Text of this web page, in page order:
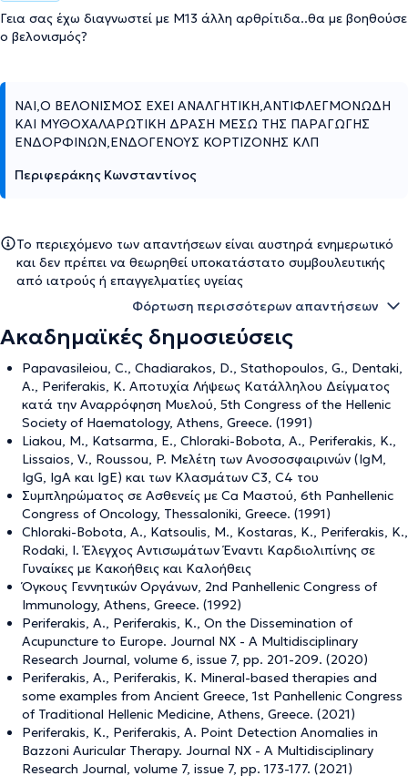
Γεια σας έχω διαγνωστεί με Μ13 άλλη αρθρίτιδα..θα με βοηθούσε
ο βελονισμός?
NAI,O ΒΕΛΟΝΙΣΜΟΣ ΕΧΕΙ ΑΝΑΛΓΗΤΙΚΗ,ΑΝΤΙΦΛΕΓΜΟΝΩΔΗ
ΚΑΙ ΜΥΘΟΧΑΛΑΡΩΤΙΚΗ ΔΡΑΣΗ ΜΕΣΩ ΤΗΣ ΠΑΡΑΓΩΓΗΣ
ΕΝΔΟΡΦΙΝΩΝ,ΕΝΔΟΓΕΝΟΥΣ ΚΟΡΤΙΖΟΝΗΣ ΚΛΠ
Περιφεράκης Κωνσταντίνος
Το περιεχόμενο των απαντήσεων είναι αυστηρά ενημερωτικό
και δεν πρέπει να θεωρηθεί υποκατάστατο συμβουλευτικής
από ιατρούς ή επαγγελματίες υγείας
Φόρτωση περισσότερων απαντήσεων
Ακαδημαϊκές δημοσιεύσεις
Papavasileiou, C., Chadiarakos, D., Stathopoulos, G., Dentaki,
A., Periferakis, K. Αποτυχία Λήψεως Κατάλληλου Δείγματος
κατά την Αναρρόφηση Μυελού, 5th Congress of the Hellenic
Society of Haematology, Athens, Greece. (1991)
Liakou, M., Katsarma, E., Chloraki-Bobota, A., Periferakis, K.,
Lissaios, V., Roussou, P. Μελέτη των Ανοσοσφαιρινών (ΙgM,
IgG, IgA και IgE) και των Κλασμάτων C3, C4 του
Συμπληρώματος σε Ασθενείς με Ca Μαστού, 6th Panhellenic
Congress of Oncology, Thessaloniki, Greece. (1991)
Chloraki-Bobota, A., Katsoulis, M., Kostaras, K., Periferakis, K.,
Rodaki, I. Έλεγχος Αντισωμάτων Έναντι Καρδιολιπίνης σε
Γυναίκες με Κακοήθεις και Καλοήθεις
Όγκους Γεννητικών Οργάνων, 2nd Panhellenic Congress of
Immunology, Athens, Greece. (1992)
Periferakis, A., Periferakis, K., On the Dissemination of
Acupuncture to Europe. Journal NX - A Multidisciplinary
Research Journal, volume 6, issue 7, pp. 201-209. (2020)
Periferakis, A., Periferakis, K. Mineral-based therapies and
some examples from Ancient Greece, 1st Panhellenic Congress
of Traditional Hellenic Medicine, Athens, Greece. (2021)
Periferakis, K., Periferakis, A. Point Detection Anomalies in
Bazzoni Auricular Therapy. Journal NX - A Multidisciplinary
Research Journal, volume 7, issue 7, pp. 173-177. (2021)